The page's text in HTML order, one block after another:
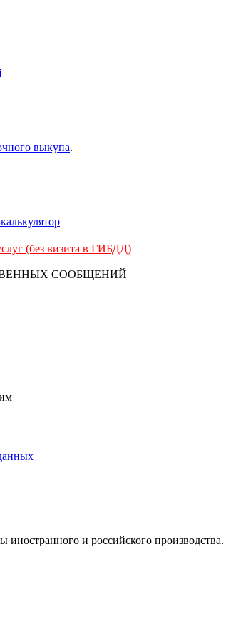
выкупа.
(без визита в ГИБДД)
СООБЩЕНИЙ
и российского производства.